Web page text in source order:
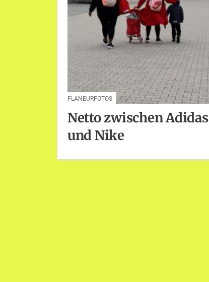
FLANEURFOTOS
Netto zwischen Adidas
und Nike